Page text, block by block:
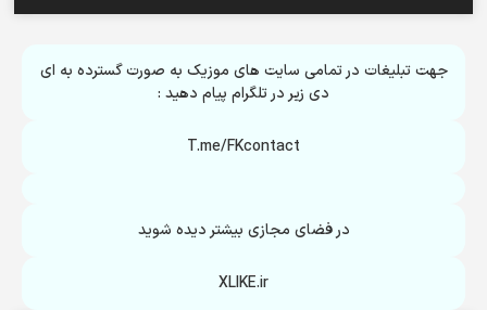
جهت تبلیغات در تمامی سایت های موزیک به صورت گسترده به ای
دی زیر در تلگرام پیام دهید :
T.me/FKcontact
در فضای مجازی بیشتر دیده شوید
XLIKE.ir